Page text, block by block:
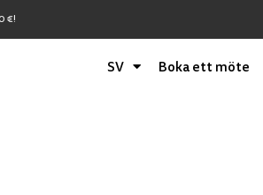
€!
SV Boka ett möte